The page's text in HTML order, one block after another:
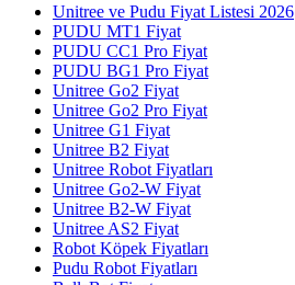
Unitree ve Pudu Fiyat Listesi 2026
PUDU MT1 Fiyat
PUDU CC1 Pro Fiyat
PUDU BG1 Pro Fiyat
Unitree Go2 Fiyat
Unitree Go2 Pro Fiyat
Unitree G1 Fiyat
Unitree B2 Fiyat
Unitree Robot Fiyatları
Unitree Go2-W Fiyat
Unitree B2-W Fiyat
Unitree AS2 Fiyat
Robot Köpek Fiyatları
Pudu Robot Fiyatları